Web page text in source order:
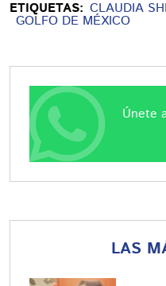
ETIQUETAS: CLAUDIA
GOLFO DE MÉXICO
Únete
LAS